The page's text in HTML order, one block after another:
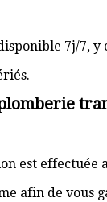
7j/7, y
est effectuée
afin de vous